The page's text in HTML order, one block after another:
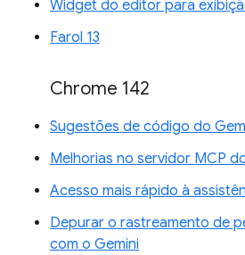
Widget do editor para
Farol 13
Chrome 142
Sugestões de código do
Melhorias no servidor MCP
Acesso mais rápido à
Depurar o rastreamento de
com o Gemini